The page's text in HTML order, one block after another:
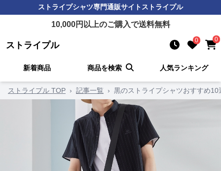
ストライプシャツ専門通販サイト ストライプル
10,000円以上のご購入で送料無料
ストライプル 0 0
新着商品 商品を検索 人気ランキング
ストライプル TOP › 記事一覧 › 黒のストライプシャツおすすめ